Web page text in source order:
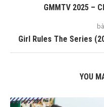
GMMTV 2025 –
Girl Rules The Series
YOU